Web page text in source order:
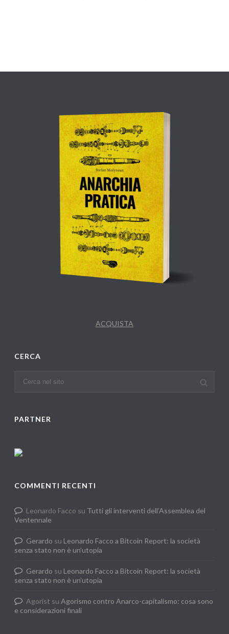
ACQUISTA
CERCA
PARTNER
COMMENTI RECENTI
Leonardo Facco su Tutti gli interventi dell’Assemblea del
Ventennale
Gerardo su Leonardo Facco a Bitcoin Report: la società
senza stato non è un’utopia
Gerardo su Leonardo Facco a Bitcoin Report: la società
senza stato non è un’utopia
Agorist suAgorismo contro Anarco-capitalismo: cosa sono
e considerazioni finali